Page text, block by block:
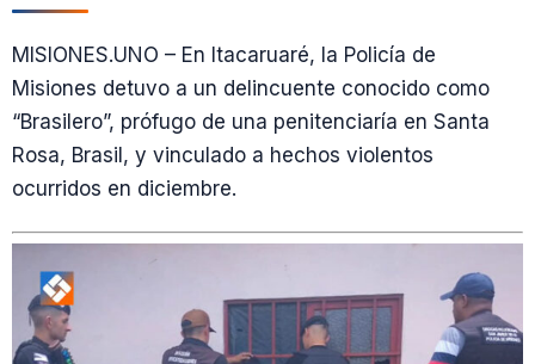
MISIONES.UNO – En Itacaruaré, la Policía de
Misiones detuvo a un delincuente conocido como
“Brasilero”, prófugo de una penitenciaría en Santa
Rosa, Brasil, y vinculado a hechos violentos
ocurridos en diciembre.